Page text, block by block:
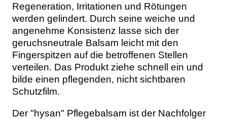
Regeneration, Irritationen und Rötungen
werden gelindert. Durch seine weiche und
angenehme Konsistenz lasse sich der
geruchsneutrale Balsam leicht mit den
Fingerspitzen auf die betroffenen Stellen
verteilen. Das Produkt ziehe schnell ein und
bilde einen pflegenden, nicht sichtbaren
Schutzfilm.
Der "hysan" Pflegebalsam ist der Nachfolger